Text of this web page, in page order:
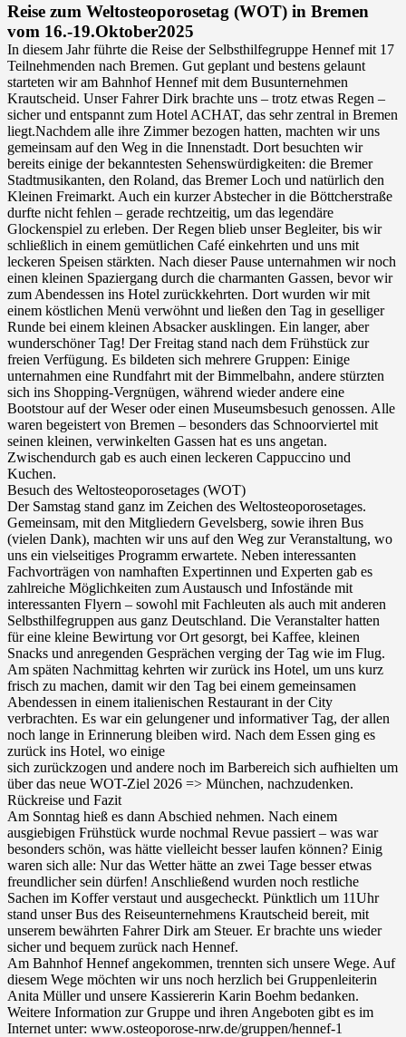
Reise zum Weltosteoporosetag (WOT) in Bremen
vom 16.-19.Oktober2025
In diesem Jahr führte die Reise der Selbsthilfegruppe Hennef mit 17
Teilnehmenden nach Bremen. Gut geplant und bestens gelaunt
starteten wir am Bahnhof Hennef mit dem Busunternehmen
Krautscheid. Unser Fahrer Dirk brachte uns – trotz etwas Regen –
sicher und entspannt zum Hotel ACHAT, das sehr zentral in Bremen
liegt.Nachdem alle ihre Zimmer bezogen hatten, machten wir uns
gemeinsam auf den Weg in die Innenstadt. Dort besuchten wir
bereits einige der bekanntesten Sehenswürdigkeiten: die Bremer
Stadtmusikanten, den Roland, das Bremer Loch und natürlich den
Kleinen Freimarkt. Auch ein kurzer Abstecher in die Böttcherstraße
durfte nicht fehlen – gerade rechtzeitig, um das legendäre
Glockenspiel zu erleben. Der Regen blieb unser Begleiter, bis wir
schließlich in einem gemütlichen Café einkehrten und uns mit
leckeren Speisen stärkten. Nach dieser Pause unternahmen wir noch
einen kleinen Spaziergang durch die charmanten Gassen, bevor wir
zum Abendessen ins Hotel zurückkehrten. Dort wurden wir mit
einem köstlichen Menü verwöhnt und ließen den Tag in geselliger
Runde bei einem kleinen Absacker ausklingen. Ein langer, aber
wunderschöner Tag! Der Freitag stand nach dem Frühstück zur
freien Verfügung. Es bildeten sich mehrere Gruppen: Einige
unternahmen eine Rundfahrt mit der Bimmelbahn, andere stürzten
sich ins Shopping-Vergnügen, während wieder andere eine
Bootstour auf der Weser oder einen Museumsbesuch genossen. Alle
waren begeistert von Bremen – besonders das Schnoorviertel mit
seinen kleinen, verwinkelten Gassen hat es uns angetan.
Zwischendurch gab es auch einen leckeren Cappuccino und
Kuchen.
Besuch des Weltosteoporosetages (WOT)
Der Samstag stand ganz im Zeichen des Weltosteoporosetages.
Gemeinsam, mit den Mitgliedern Gevelsberg, sowie ihren Bus
(vielen Dank), machten wir uns auf den Weg zur Veranstaltung, wo
uns ein vielseitiges Programm erwartete. Neben interessanten
Fachvorträgen von namhaften Expertinnen und Experten gab es
zahlreiche Möglichkeiten zum Austausch und Infostände mit
interessanten Flyern – sowohl mit Fachleuten als auch mit anderen
Selbsthilfegruppen aus ganz Deutschland. Die Veranstalter hatten
für eine kleine Bewirtung vor Ort gesorgt, bei Kaffee, kleinen
Snacks und anregenden Gesprächen verging der Tag wie im Flug.
Am späten Nachmittag kehrten wir zurück ins Hotel, um uns kurz
frisch zu machen, damit wir den Tag bei einem gemeinsamen
Abendessen in einem italienischen Restaurant in der City
verbrachten. Es war ein gelungener und informativer Tag, der allen
noch lange in Erinnerung bleiben wird. Nach dem Essen ging es
zurück ins Hotel, wo einige
sich zurückzogen und andere noch im Barbereich sich aufhielten um
über das neue WOT-Ziel 2026 => München, nachzudenken.
Rückreise und Fazit
Am Sonntag hieß es dann Abschied nehmen. Nach einem
ausgiebigen Frühstück wurde nochmal Revue passiert – was war
besonders schön, was hätte vielleicht besser laufen können? Einig
waren sich alle: Nur das Wetter hätte an zwei Tage besser etwas
freundlicher sein dürfen! Anschließend wurden noch restliche
Sachen im Koffer verstaut und ausgecheckt. Pünktlich um 11Uhr
stand unser Bus des Reiseunternehmens Krautscheid bereit, mit
unserem bewährten Fahrer Dirk am Steuer. Er brachte uns wieder
sicher und bequem zurück nach Hennef.
Am Bahnhof Hennef angekommen, trennten sich unsere Wege. Auf
diesem Wege möchten wir uns noch herzlich bei Gruppenleiterin
Anita Müller und unsere Kassiererin Karin Boehm bedanken.
Weitere Information zur Gruppe und ihren Angeboten gibt es im
Internet unter: www.osteoporose-nrw.de/gruppen/hennef-1